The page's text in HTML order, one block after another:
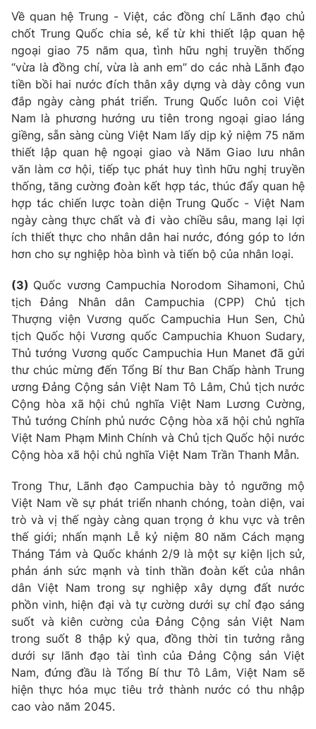
Về quan hệ Trung - Việt, các đồng chí Lãnh đạo chủ
chốt Trung Quốc chia sẻ, kể từ khi thiết lập quan hệ
ngoại giao 75 năm qua, tình hữu nghị truyền thống
“vừa là đồng chí, vừa là anh em” do các nhà Lãnh đạo
tiền bồi hai nước đích thân xây dựng và dày công vun
đắp ngày càng phát triển. Trung Quốc luôn coi Việt
Nam là phương hướng ưu tiên trong ngoại giao láng
giềng, sẵn sàng cùng Việt Nam lấy dịp kỷ niệm 75 năm
thiết lập quan hệ ngoại giao và Năm Giao lưu nhân
văn làm cơ hội, tiếp tục phát huy tình hữu nghị truyền
thống, tăng cường đoàn kết hợp tác, thúc đẩy quan hệ
hợp tác chiến lược toàn diện Trung Quốc - Việt Nam
ngày càng thực chất và đi vào chiều sâu, mang lại lợi
ích thiết thực cho nhân dân hai nước, đóng góp to lớn
hơn cho sự nghiệp hòa bình và tiến bộ của nhân loại.
(3) Quốc vương Campuchia Norodom Sihamoni, Chủ
tịch Đảng Nhân dân Campuchia (CPP) Chủ tịch
Thượng viện Vương quốc Campuchia Hun Sen, Chủ
tịch Quốc hội Vương quốc Campuchia Khuon Sudary,
Thủ tướng Vương quốc Campuchia Hun Manet đã gửi
thư chúc mừng đến Tổng Bí thư Ban Chấp hành Trung
ương Đảng Cộng sản Việt Nam Tô Lâm, Chủ tịch nước
Cộng hòa xã hội chủ nghĩa Việt Nam Lương Cường,
Thủ tướng Chính phủ nước Cộng hòa xã hội chủ nghĩa
Việt Nam Phạm Minh Chính và Chủ tịch Quốc hội nước
Cộng hòa xã hội chủ nghĩa Việt Nam Trần Thanh Mẫn.
Trong Thư, Lãnh đạo Campuchia bày tỏ ngưỡng mộ
Việt Nam về sự phát triển nhanh chóng, toàn diện, vai
trò và vị thế ngày càng quan trọng ở khu vực và trên
thế giới; nhấn mạnh Lễ kỷ niệm 80 năm Cách mạng
Tháng Tám và Quốc khánh 2/9 là một sự kiện lịch sử,
phản ánh sức mạnh và tinh thần đoàn kết của nhân
dân Việt Nam trong sự nghiệp xây dựng đất nước
phồn vinh, hiện đại và tự cường dưới sự chỉ đạo sáng
suốt và kiên cường của Đảng Cộng sản Việt Nam
trong suốt 8 thập kỷ qua, đồng thời tin tưởng rằng
dưới sự lãnh đạo tài tình của Đảng Cộng sản Việt
Nam, đứng đầu là Tổng Bí thư Tô Lâm, Việt Nam sẽ
hiện thực hóa mục tiêu trở thành nước có thu nhập
cao vào năm 2045.